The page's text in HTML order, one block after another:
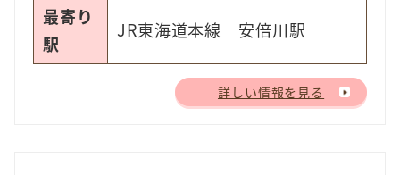
最寄り
駅
JR東海道本線 安倍川駅
詳しい情報を見る